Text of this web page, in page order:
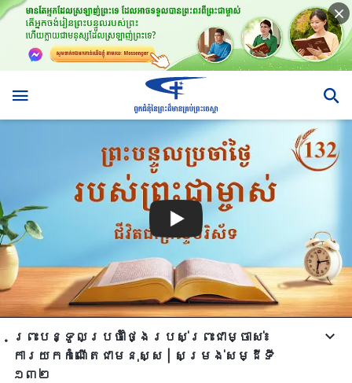
ព្រះបន្ទូលប្រចាំថ្ងៃរបស់ព្រះជាម្ចាស់៖
ការយកកំណើតជាមនុស្ស | សម្រង់សម្ដីទី
១៣២